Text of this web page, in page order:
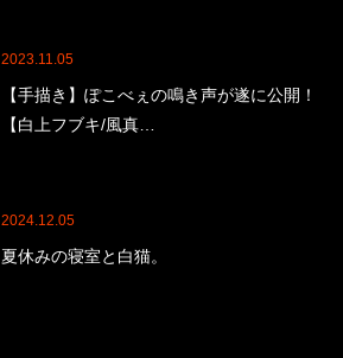
2023.11.05
【手描き】ぽこべぇの鳴き声が遂に公開！
【白上フブキ/風真…
2024.12.05
夏休みの寝室と白猫。